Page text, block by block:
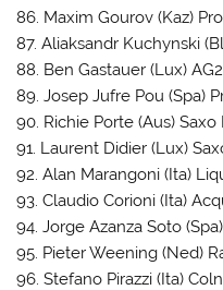
86. Maxim Gourov (Kaz)
87. Aliaksandr Kuchynski
88. Ben Gastauer (Lux)
89. Josep Jufre Pou (Spa)
90. Richie Porte (Aus)
91. Laurent Didier (Lux)
92. Alan Marangoni (Ita)
93. Claudio Corioni (Ita)
94. Jorge Azanza Soto
95. Pieter Weening (Ned)
96. Stefano Pirazzi (Ita)